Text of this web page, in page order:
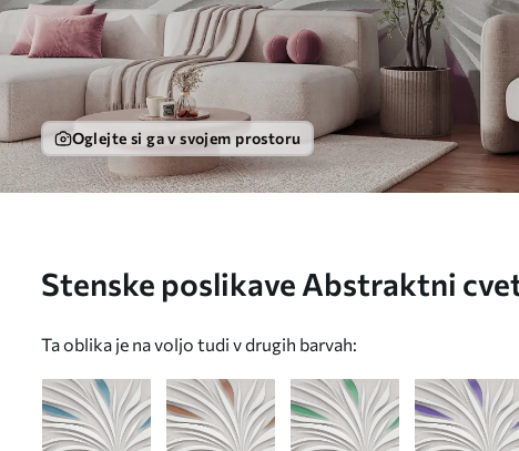
Oglejte si ga v svojem prostoru
Stenske poslikave Abstraktni
Ta oblika je na voljo tudi v drugih barvah: